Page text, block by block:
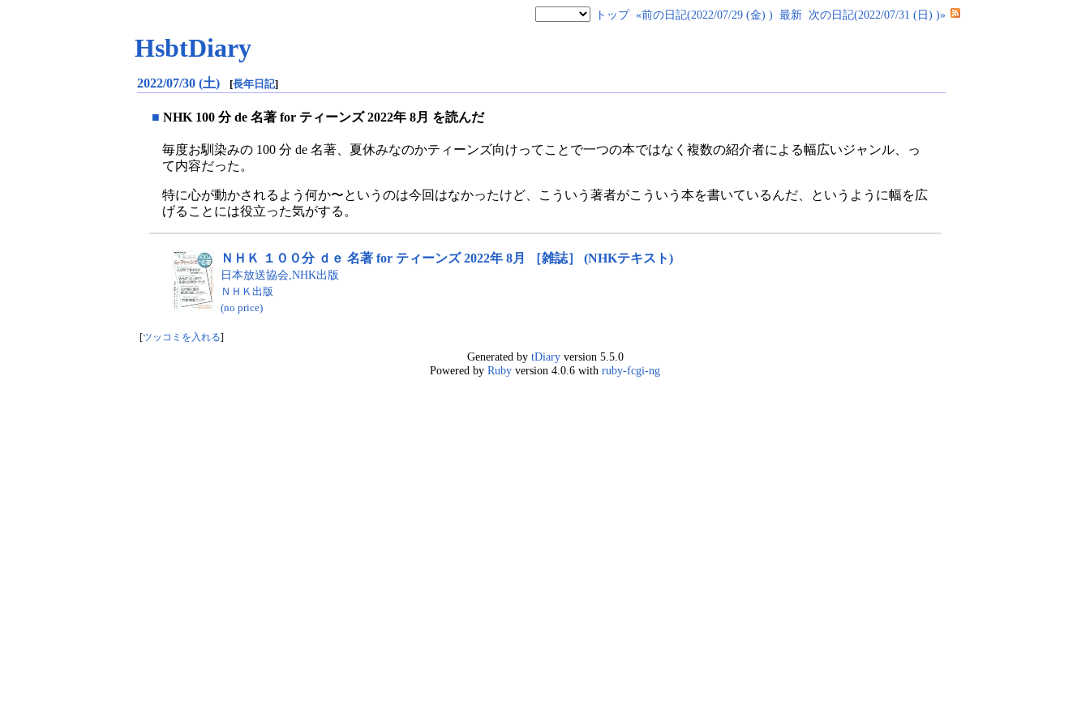
トップ «前の日記(2022/07/29 (金) ) 最新 次の日記(2022/07/31 (日) )»
HsbtDiary
2022/07/30 (土) [長年日記]
■ NHK 100 分 de 名著 for ティーンズ 2022年 8月 を読んだ
毎度お馴染みの 100 分 de 名著、夏休みなのかティーンズ向けってことで一つの本ではなく複数の紹介者による幅広いジャンル、っ
て内容だった。
特に心が動かされるよう何か〜というのは今回はなかったけど、こういう著者がこういう本を書いているんだ、というように幅を広
げることには役立った気がする。
ＮＨＫ １００分 ｄｅ 名著 for ティーンズ 2022年 8月 ［雑誌］ (NHKテキスト)
日本放送協会,NHK出版
ＮＨＫ出版
(no price)
[ツッコミを入れる]
Generated by tDiaryversion 5.5.0
Powered by Ruby version 4.0.6 with ruby-fcgi-ng